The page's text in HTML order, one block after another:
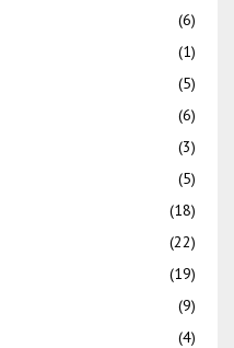
(6)
(1)
(5)
(6)
(3)
(5)
(18)
(22)
(19)
(9)
(4)